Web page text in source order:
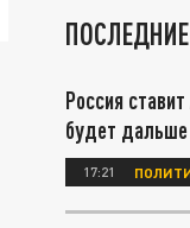
Россия
будет дальше
17:21